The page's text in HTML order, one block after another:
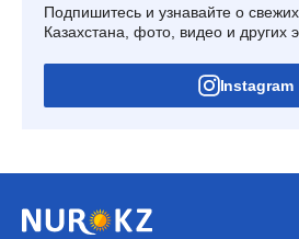
Подпишитесь и узнавайте о
Казахстана, фото, видео и других
Instagram